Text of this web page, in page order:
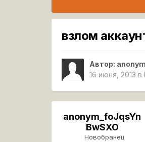
взлом
Автор:
16 июня, 2013 в
anonym_foJqsYn
BwSXO
Новобранец